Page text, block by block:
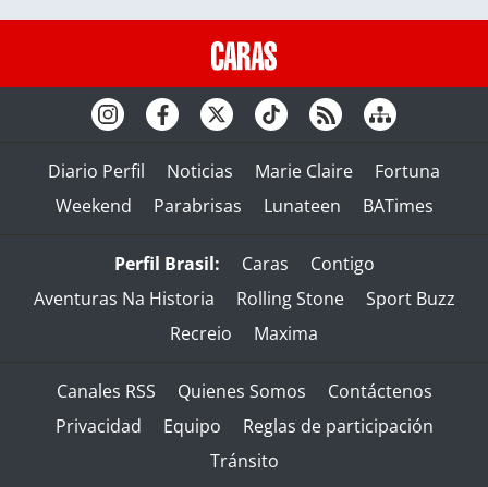
Diario Perfil Noticias Marie Claire
Fortuna
Weekend
Parabrisas Lunateen BATimes
Perfil Brasil: Caras
Contigo
Aventuras Na Historia
Rolling Stone
Sport Buzz
Recreio
Maxima
Canales RSS Quienes Somos
Contáctenos
Privacidad
Equipo
Reglas de participación
Tránsito